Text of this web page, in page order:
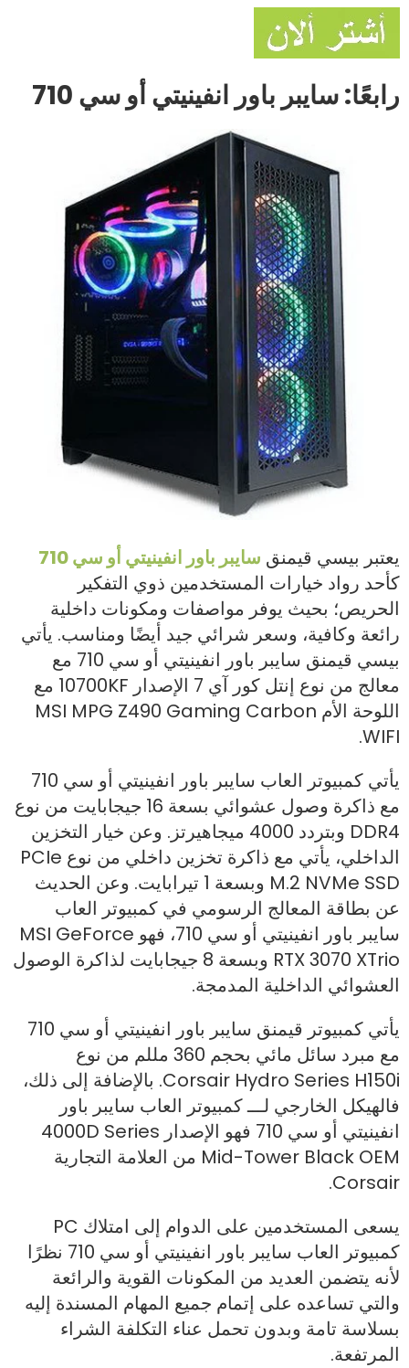
رابعًا: سايبر باور انفينيتي أو سي 710
يعتبر بيسي قيمنق سايبر باور انفينيتي أو سي 710
كأحد رواد خيارات المستخدمين ذوي التفكير
الحريص؛ بحيث يوفر مواصفات ومكونات داخلية
رائعة وكافية، وسعر شرائي جيد أيضًا ومناسب. يأتي
بيسي قيمنق سايبر باور انفينيتي أو سي 710 مع
معالج من نوع إنتل كور آي 7 الإصدار 10700KF مع
اللوحة الأم MSI MPG Z490 Gaming Carbon
WIFI.
يأتي كمبيوتر العاب سايبر باور انفينيتي أو سي 710
مع ذاكرة وصول عشوائي بسعة 16 جيجابايت من نوع
DDR4 وبتردد 4000 ميجاهيرتز. وعن خيار التخزين
الداخلي، يأتي مع ذاكرة تخزين داخلي من نوع PCIe
M.2 NVMe SSD وبسعة 1 تيرابايت. وعن الحديث
عن بطاقة المعالج الرسومي في كمبيوتر العاب
سايبر باور انفينيتي أو سي 710، فهو MSI GeForce
RTX 3070 XTrio وبسعة 8 جيجابايت لذاكرة الوصول
العشوائي الداخلية المدمجة.
يأتي كمبيوتر قيمنق سايبر باور انفينيتي أو سي 710
مع مبرد سائل مائي بحجم 360 مللم من نوع
Corsair Hydro Series H150i. بالإضافة إلى ذلك،
فالهيكل الخارجي لـــ كمبيوتر العاب سايبر باور
انفينيتي أو سي 710 فهو الإصدار 4000D Series
Mid-Tower Black OEM من العلامة التجارية
Corsair.
يسعى المستخدمين على الدوام إلى امتلاك PC
كمبيوتر العاب سايبر باور انفينيتي أو سي 710 نظرًا
لأنه يتضمن العديد من المكونات القوية والرائعة
والتي تساعده على إتمام جميع المهام المسندة إليه
بسلاسة تامة وبدون تحمل عناء التكلفة الشراء
المرتفعة.